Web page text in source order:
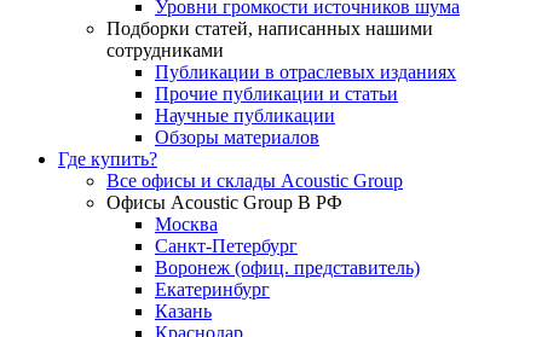
Уровни громкости источников шума
Подборки статей, написанных нашими
сотрудниками
Публикации в отраслевых изданиях
Прочие публикации и статьи
Научные публикации
Обзоры материалов
Где купить?
Все офисы и склады Acoustic Group
Офисы Acoustic Group В РФ
Москва
Санкт-Петербург
Воронеж (офиц. представитель)
Екатеринбург
Казань
Краснодар